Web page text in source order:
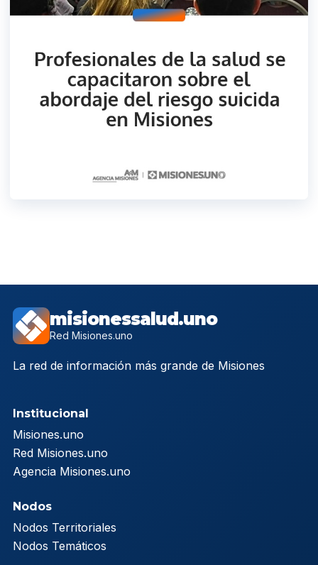
misionessalud.uno
Red Misiones.uno
La red de información más grande de Misiones
Institucional
Misiones.uno
Red Misiones.uno
Agencia Misiones.uno
Nodos
Nodos Territoriales
Nodos Temáticos